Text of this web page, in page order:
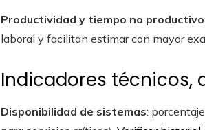
Productividad y tiempo no productivo
laboral y facilitan estimar con mayor
Indicadores técnicos,
Disponibilidad de sistemas: